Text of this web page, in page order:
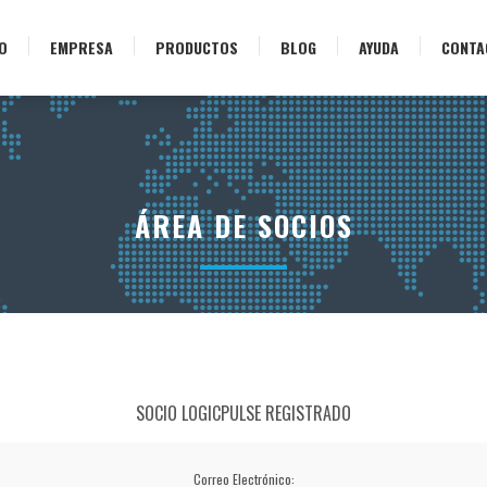
EMPRESA PRODUCTOS BLOG AYUDA
ÁREA DE SOCIOS
SOCIO LOGICPULSE REGISTRADO
Correo Electrónico: